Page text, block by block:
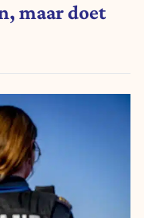
maar doet